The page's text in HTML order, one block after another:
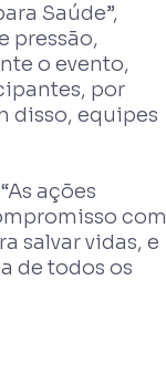
Saúde”,
pressão,
o evento,
por
disso, equipes
ações
com
salvar vidas, e
de todos os